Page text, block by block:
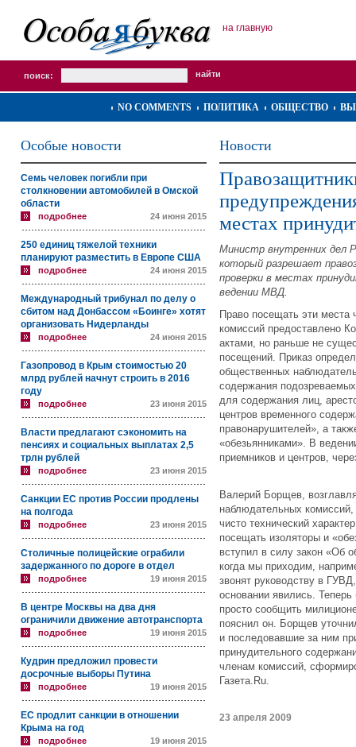
на главную
поиск:
NO COMMENTS ПОЛИТИКА ОБЩЕСТВО
Особые новости
Семь человек погибли при
столкновении автомобилей в Омской
области
подробнее 24 июня 2015
250 единиц тяжелой техники
планируют разместить в Европе США
подробнее 24 июня 2015
Международный трибунал по делу о
сбитом над Донбассом «Боинге» хотят
организовать Нидерланды
подробнее 24 июня 2015
Газопровод в Крым стоимостью 20
млрд рублей начнут строить в 2016
году
подробнее 23 июня 2015
Власти предлагают сэкономить на
пенсиях и социальных выплатах 2,5
трлн рублей
подробнее 23 июня 2015
Санкции ЕС против России продлены
на полгода
подробнее 23 июня 2015
Столичные полицейские ограбили
задержанного по дороге в отдел
подробнее 19 июня 2015
В центре Москвы на два дня
ограничили движение автотранспорта
подробнее 19 июня 2015
Кудрин предложил провести
досрочные выборы Путина
подробнее 19 июня 2015
ЕС продлит санкции в отношении
Крыма на год
подробнее 19 июня 2015
Новости
местах
Министр внутренних дел
который разрешает
проверки в местах
ведении МВД.
Право посещать эти
комиссий предоставлено
актами, но раньше не
посещений. Приказ
общественных
содержания
для содержания лиц,
центров временного
правонарушителей», а
«обезьянниками». В
приемников и центров,
Валерий Борщев,
наблюдательных комиссий,
чисто технический
посещать изоляторы и
вступил в силу закон «Об
когда мы приходим,
звонят руководству в
основании явились.
просто сообщить
пояснил он. Борщев
и последовавшие за ним
принудительного
членам комиссий,
Газета.Ru.
23 апреля 2009